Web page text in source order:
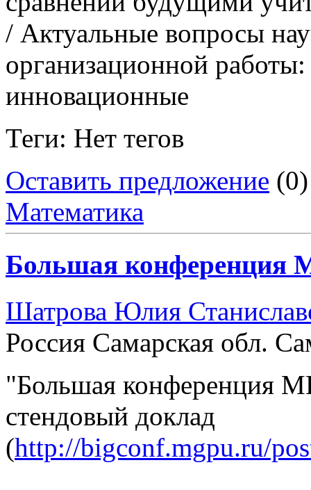
/ Актуальные вопросы
организационной
инновационные
Теги: Нет тегов
Оставить предложение (0)
Математика
Большая
Шатрова Юлия
Россия Самарская обл.
"Большая конференция
стендовый доклад
(http://bigconf.mgpu.ru/